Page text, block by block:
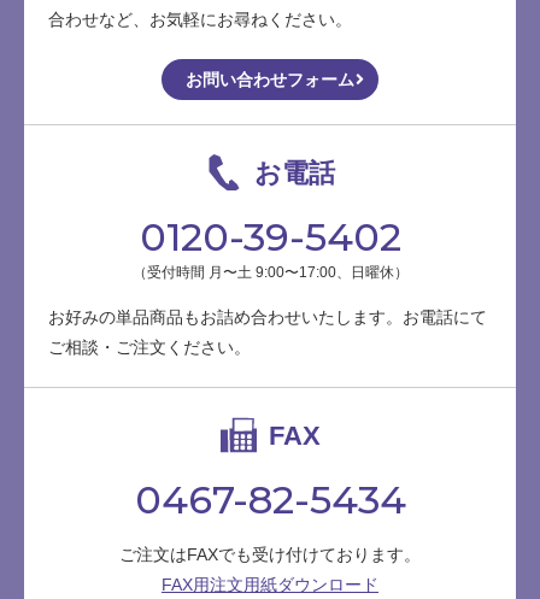
合わせなど、お気軽にお尋ねください。
お問い合わせフォーム
お電話
0120-39-5402
（受付時間 月〜土 9:00〜17:00、日曜休）
お好みの単品商品もお詰め合わせいたします。お電話にて
ご相談・ご注文ください。
FAX
0467-82-5434
ご注文はFAXでも受け付けております。
FAX用注文用紙ダウンロード